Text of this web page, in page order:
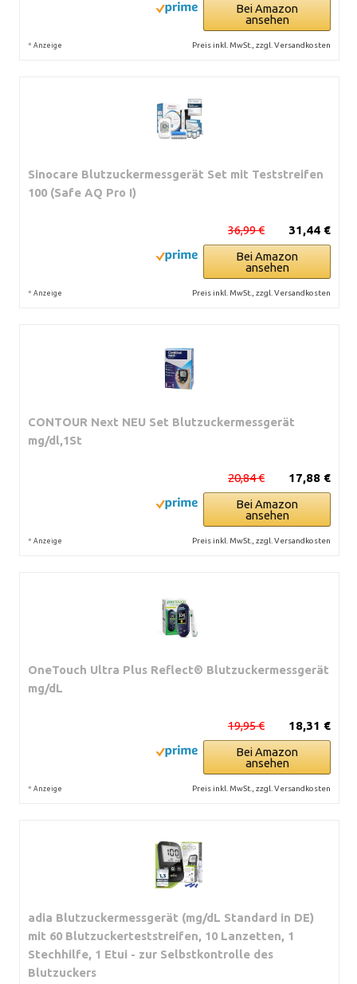
Bei Amazon
ansehen
* Anzeige Preis inkl. MwSt., zzgl. Versandkosten
Sinocare Blutzuckermessgerät Set mit Teststreifen
100 (Safe AQ Pro I)
31,44 €
36,99 €
Bei Amazon
ansehen
* Anzeige Preis inkl. MwSt., zzgl. Versandkosten
CONTOUR Next NEU Set Blutzuckermessgerät
mg/dl,1St
17,88 €
20,84 €
Bei Amazon
ansehen
* Anzeige Preis inkl. MwSt., zzgl. Versandkosten
OneTouch Ultra Plus Reflect® Blutzuckermessgerät
mg/dL
18,31 €
19,95 €
Bei Amazon
ansehen
* Anzeige Preis inkl. MwSt., zzgl. Versandkosten
adia Blutzuckermessgerät (mg/dL Standard in DE)
mit 60 Blutzuckerteststreifen, 10 Lanzetten, 1
Stechhilfe, 1 Etui - zur Selbstkontrolle des
Blutzuckers